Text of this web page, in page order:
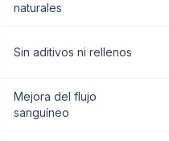
naturales
Sin aditivos ni rellenos
Mejora del flujo
sanguíneo